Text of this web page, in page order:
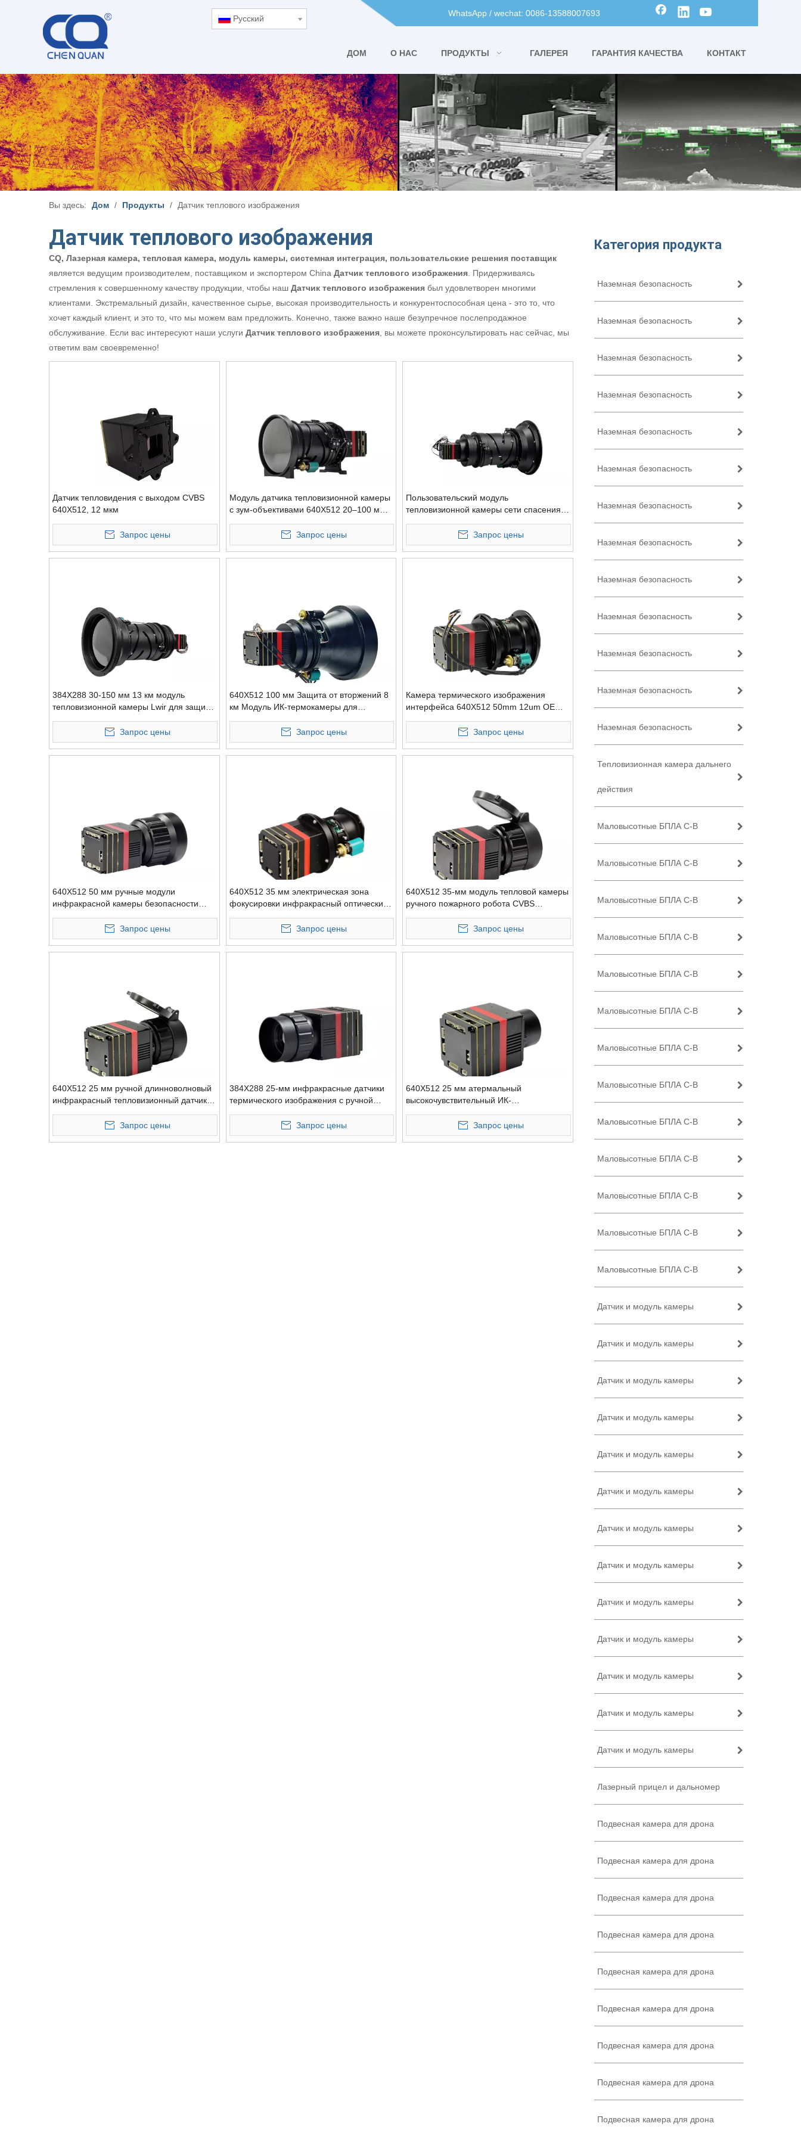
Pусский
WhatsApp / wechat: 0086-13588007693
ДОМ О НАС ПРОДУКТЫ ГАЛЕРЕЯ ГАРАНТИЯ КАЧЕСТВА КОНТАКТ
Вы здесь: Дом / Продукты / Датчик теплового изображения
Датчик теплового изображения
CQ, Лазерная камера, тепловая камера, модуль камеры, системная интеграция, пользовательские решения поставщик
является ведущим производителем, поставщиком и экспортером China Датчик теплового изображения . Придерживаясь
стремления к совершенному качеству продукции, чтобы наш Датчик теплового изображения был удовлетворен многими
клиентами. Экстремальный дизайн, качественное сырье, высокая производительность и конкурентоспособная цена - это то, что
хочет каждый клиент, и это то, что мы можем вам предложить. Конечно, также важно наше безупречное послепродажное
обслуживание. Если вас интересуют наши услуги Датчик теплового изображения , вы можете проконсультировать нас сейчас, мы
ответим вам своевременно!
Датчик тепловидения с выходом CVBS
640X512, 12 мкм
Запрос цены
Модуль датчика тепловизионной камеры
с зум-объективами 640X512 20–100 мм и
высокой чувствительностью
Запрос цены
Пользовательский модуль
тепловизионной камеры сети спасения
человека 640X512 5X с оптическим
Запрос цены
384X288 30-150 мм 13 км модуль
тепловизионной камеры Lwir для защиты
Запрос цены
640X512 100 мм Защита от вторжений 8
км Модуль ИК-термокамеры для
Запрос цены
Камера термического изображения
интерфейса 640X512 50mm 12um OEM и
Запрос цены
640X512 50 мм ручные модули
инфракрасной камеры безопасности
Запрос цены
640X512 35 мм электрическая зона
фокусировки инфракрасный оптический
Запрос цены
640X512 35-мм модуль тепловой камеры
ручного пожарного робота CVBS
Запрос цены
640X512 25 мм ручной длинноволновый
инфракрасный тепловизионный датчик
Запрос цены
384X288 25-мм инфракрасные датчики
термического изображения с ручной
Запрос цены
640X512 25 мм атермальный
высокочувствительный ИК-
Запрос цены
Категория продукта
Наземная безопасность
Наземная безопасность
Наземная безопасность
Наземная безопасность
Наземная безопасность
Наземная безопасность
Наземная безопасность
Наземная безопасность
Наземная безопасность
Наземная безопасность
Наземная безопасность
Наземная безопасность
Наземная безопасность
Тепловизионная камера дальнего
действия
Маловысотные БПЛА C-B
Маловысотные БПЛА C-B
Маловысотные БПЛА C-B
Маловысотные БПЛА C-B
Маловысотные БПЛА C-B
Маловысотные БПЛА C-B
Маловысотные БПЛА C-B
Маловысотные БПЛА C-B
Маловысотные БПЛА C-B
Маловысотные БПЛА C-B
Маловысотные БПЛА C-B
Маловысотные БПЛА C-B
Маловысотные БПЛА C-B
Датчик и модуль камеры
Датчик и модуль камеры
Датчик и модуль камеры
Датчик и модуль камеры
Датчик и модуль камеры
Датчик и модуль камеры
Датчик и модуль камеры
Датчик и модуль камеры
Датчик и модуль камеры
Датчик и модуль камеры
Датчик и модуль камеры
Датчик и модуль камеры
Датчик и модуль камеры
Лазерный прицел и дальномер
Подвесная камера для дрона
Подвесная камера для дрона
Подвесная камера для дрона
Подвесная камера для дрона
Подвесная камера для дрона
Подвесная камера для дрона
Подвесная камера для дрона
Подвесная камера для дрона
Подвесная камера для дрона